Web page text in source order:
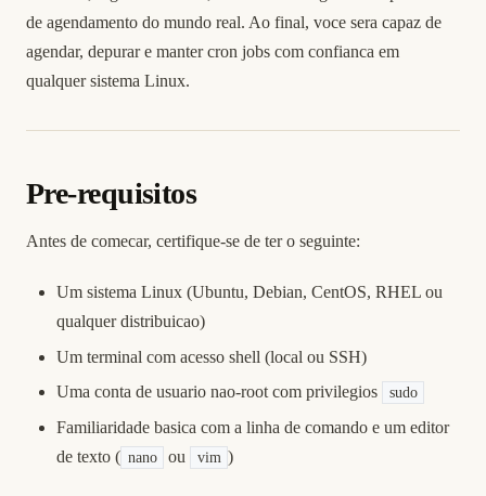
de agendamento do mundo real. Ao final, voce sera capaz de
agendar, depurar e manter cron jobs com confianca em
qualquer sistema Linux.
Pre-requisitos
Antes de comecar, certifique-se de ter o seguinte:
Um sistema Linux (Ubuntu, Debian, CentOS, RHEL ou
qualquer distribuicao)
Um terminal com acesso shell (local ou SSH)
Uma conta de usuario nao-root com privilegios
sudo
Familiaridade basica com a linha de comando e um editor
de texto ( nano ou vim )